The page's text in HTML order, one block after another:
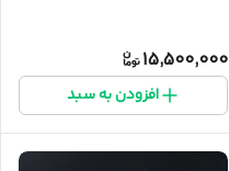
15,500,000
افزودن به سبد